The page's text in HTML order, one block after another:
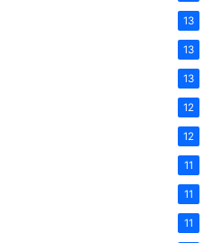
13
13
13
12
12
11
11
11